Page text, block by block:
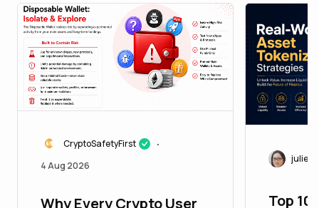
CryptoSafetyFirst •
4 Aug 2026
Why Every Crypto User
Top